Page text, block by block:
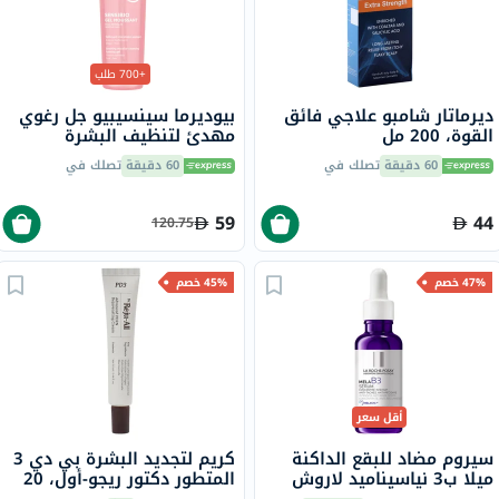
ديرماتار شامبو علاجي فائق
القوة، 200 مل
60 دقيقة تصلك في
44
+700 طلب
بيوديرما سينسيبيو جل رغوي
مهدئ لتنظيف البشرة
الحساسة 200 مل
60 دقيقة تصلك في
59
120.75
47% خصم
أقل سعر
سيروم مضاد للبقع الداكنة
ميلا ب3 نياسيناميد لاروش
45% خصم
كريم لتجديد البشرة بي دي 3
المتطور دكتور ريجو-أول، 20